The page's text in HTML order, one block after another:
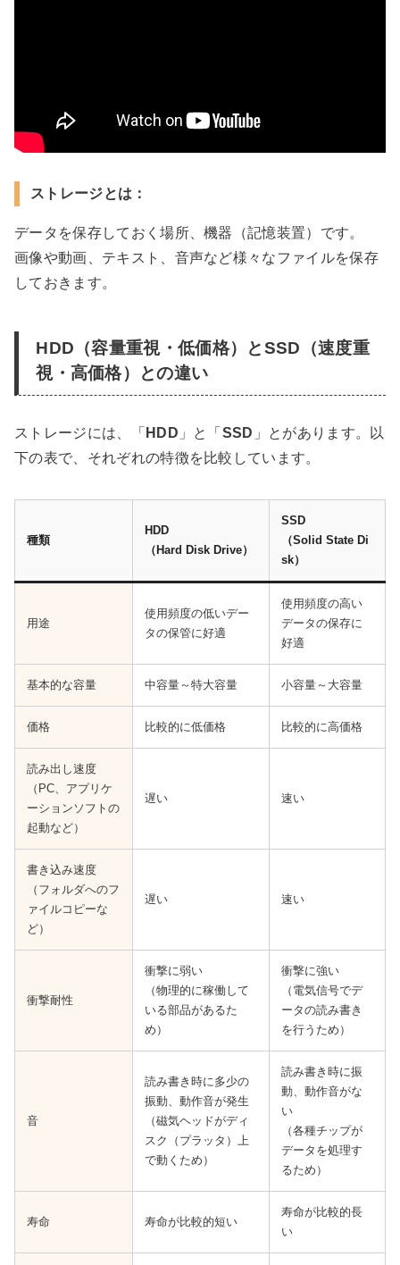
ストレージとは：
データを保存しておく場所、機器（記憶装置）です。
画像や動画、テキスト、音声など様々なファイルを保存
しておきます。
HDD（容量重視・低価格）とSSD（速度重
視・高価格）との違い
ストレージには、「 HDD 」と「 SSD 」とがあります。以
下の表で、それぞれの特徴を比較しています。
種類
HDD
（Hard Disk Drive）
SSD
（Solid State Di
sk）
用途
使用頻度の低いデー
タの保管に好適
使用頻度の高い
データの保存に
好適
基本的な容量 中容量～特大容量 小容量～大容量
価格 比較的に低価格 比較的に高価格
読み出し速度
（PC、アプリケ
ーションソフトの
起動など）
遅い 速い
書き込み速度
（フォルダへのフ
ァイルコピーな
ど）
遅い 速い
衝撃耐性
衝撃に弱い
（物理的に稼働して
いる部品があるた
め）
衝撃に強い
（電気信号でデ
ータの読み書き
を行うため）
音
読み書き時に多少の
振動、動作音が発生
（磁気ヘッドがディ
スク（プラッタ）上
で動くため）
読み書き時に振
動、動作音がな
い
（各種チップが
データを処理す
るため）
寿命 寿命が比較的短い
寿命が比較的長
い